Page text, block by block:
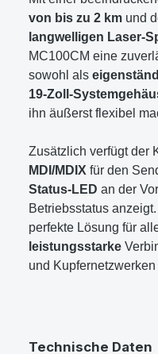
von bis zu 2 km und
langwelligen Laser-
MC100CM eine
sowohl als
19-Zoll-
ihn äußerst flexibel
Zusätzlich verfügt der
MDI/MDIX für den
Status-LED an der
Betriebsstatus
perfekte Lösung für
leistungsstarke
und
Technische Daten